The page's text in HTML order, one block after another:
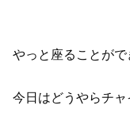
やっと座ることがで
今日はどうやらチャ